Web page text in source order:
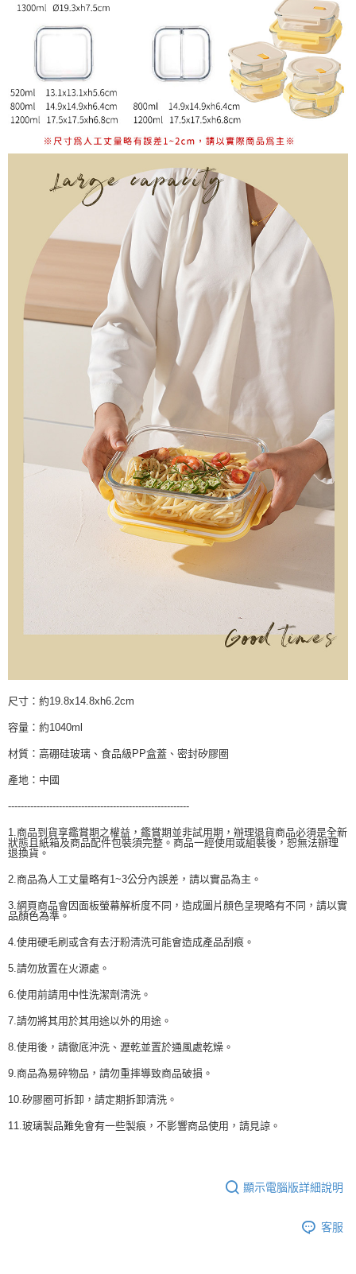
尺寸：約19.8x14.8xh6.2cm
容量：約1040ml
材質：高硼硅玻璃、食品級PP盒蓋、密封矽膠圈
產地：中國
---------------------------------------------------------
1.商品到貨享鑑賞期之權益，鑑賞期並非試用期，辦理退貨商品必須是全新
狀態且紙箱及商品配件包裝須完整。商品一經使用或組裝後，恕無法辦理
退換貨。
2.商品為人工丈量略有1~3公分內誤差，請以實品為主。
3.網頁商品會因面板螢幕解析度不同，造成圖片顏色呈現略有不同，請以實
品顏色為準。
4.使用硬毛刷或含有去汙粉淸洗可能會造成產品刮痕。
5.請勿放置在火源處。
6.使用前請用中性洗潔劑淸洗。
7.請勿將其用於其用途以外的用途。
8.使用後，請徹底沖洗、瀝乾並置於通風處乾燥。
9.商品為易碎物品，請勿重摔導致商品破損。
10.矽膠圈可拆卸，請定期拆卸清洗。
11.玻璃製品難免會有一些製痕，不影響商品使用，請見諒。
顯示電腦版詳細說明
客服